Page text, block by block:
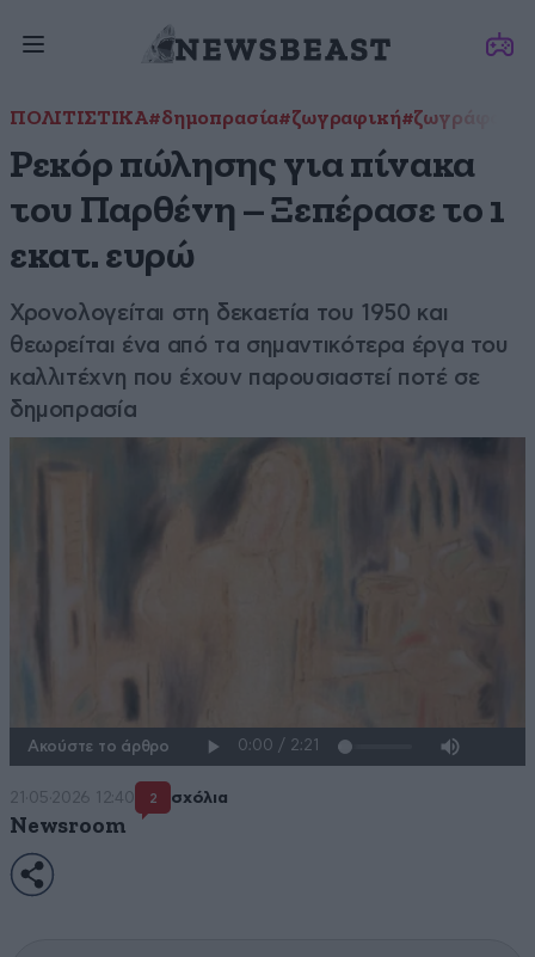
ΠΟΛΙΤΙΣΤΙΚΑ#δημοπρασία#ζωγραφική#ζωγράφος
Ρεκόρ πώλησης για πίνακα
του Παρθένη – Ξεπέρασε το 1
εκατ. ευρώ
Χρονολογείται στη δεκαετία του 1950 και
θεωρείται ένα από τα σημαντικότερα έργα του
καλλιτέχνη που έχουν παρουσιαστεί ποτέ σε
δημοπρασία
Ακούστε το άρθρο
21·05·2026 12:40 2 σχόλια
Newsroom